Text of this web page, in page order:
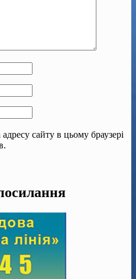
сайту в цьому браузері